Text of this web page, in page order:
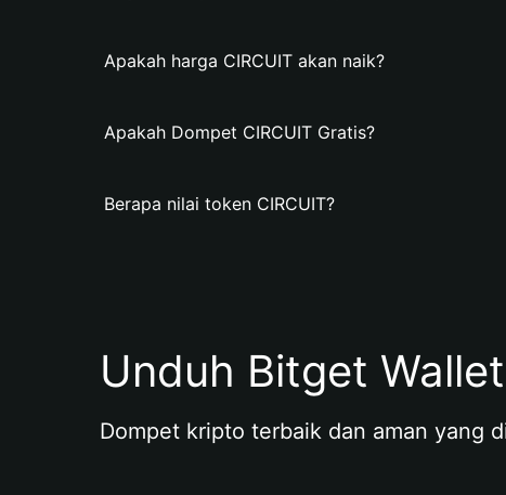
Apakah harga CIRCUIT akan naik?
Apakah Dompet CIRCUIT Gratis?
Berapa nilai token CIRCUIT?
Unduh Bitget
Dompet kripto terbaik dan aman yang